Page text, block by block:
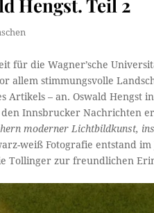
Hengst. Teil 2
für die Wagner’sche
allem stimmungsvolle
Artikels – an. Oswald Hengst
Innsbrucker Nachrichten
moderner Lichtbildkunst,
weiß Fotografie entstand
Tollinger zur freundlichen